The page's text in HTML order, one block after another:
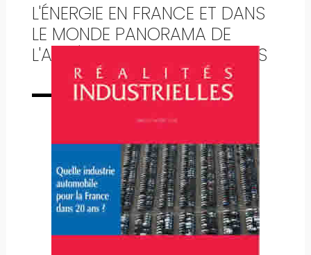
L'ÉNERGIE EN FRANCE ET DANS
LE MONDE PANORAMA DE
L'ANNÉE 1990 ET STATISTIQUES
Numéro complet